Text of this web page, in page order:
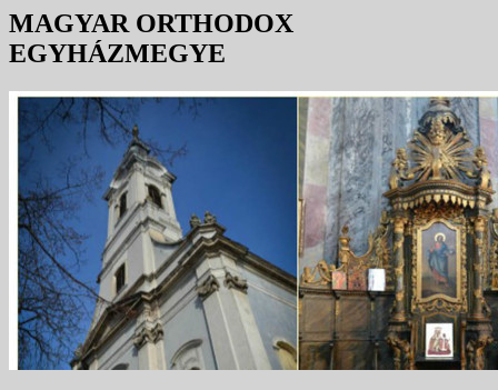
MAGYAR ORTHODOX
EGYHÁZMEGYE